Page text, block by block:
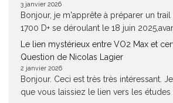
3 janvier 2026
Bonjour, je m'apprête à préparer un
1700 D+ se déroulant le 18 juin
Le lien mystérieux entre VO2 Max et
Question de Nicolas Lagier
2 janvier 2026
Bonjour. Ceci est très très intéressant.
que vous laissiez le lien vers les études